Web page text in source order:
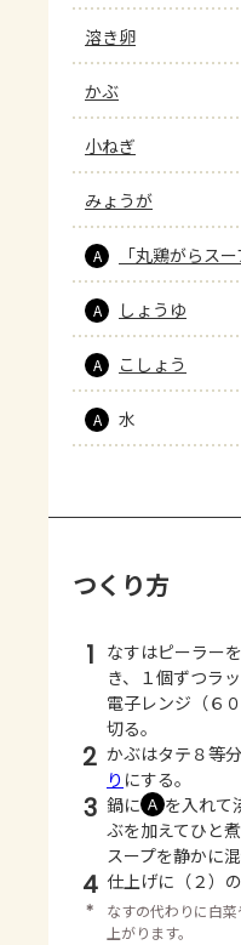
溶き卵
かぶ
小ねぎ
みょうが
A 「丸鶏がらスー
A しょうゆ
A こしょう
A 水
つくり方
1 なすはピーラー
き、１個ずつラ
電子レンジ（６
切る。
2 かぶはタテ８等
り にする。
3 鍋に Ａ を入れて
ぶを加えてひと煮
スープを静かに
4 仕上げに（２）
＊
なすの代わりに白
上がります。